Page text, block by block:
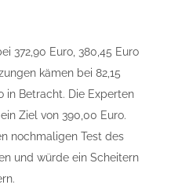
372,90 Euro, 380,45 Euro
kämen bei 82,15
in Betracht. Die Experten
Ziel von 390,00 Euro.
nochmaligen Test des
und würde ein Scheitern